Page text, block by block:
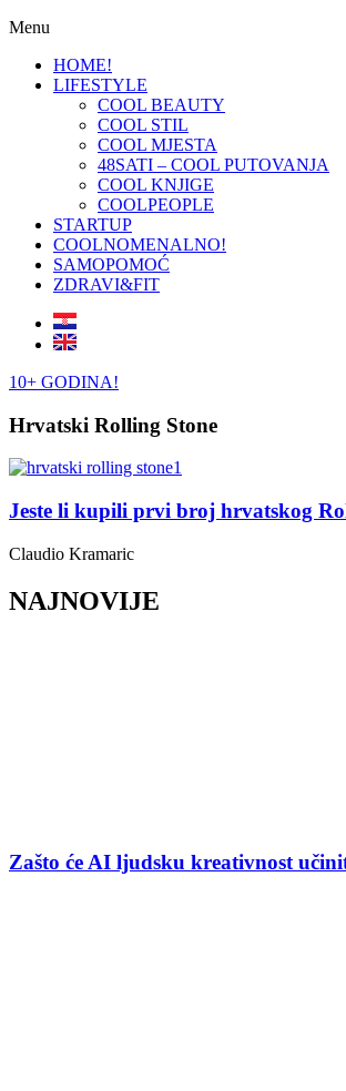
Menu
HOME!
LIFESTYLE
COOL BEAUTY
COOL STIL
COOL MJESTA
48SATI – COOL PUTOVANJA
COOL KNJIGE
COOLPEOPLE
STARTUP
COOLNOMENALNO!
SAMOPOMOĆ
ZDRAVI&FIT
10+ GODINA!
Hrvatski Rolling Stone
Jeste li kupili prvi broj hrvatskog
Claudio Kramaric
NAJNOVIJE
Zašto će AI ljudsku kreativnost